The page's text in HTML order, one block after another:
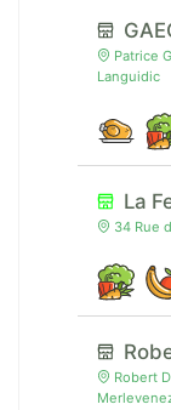
Patrice
Languidic
La
34 Rue
Robert